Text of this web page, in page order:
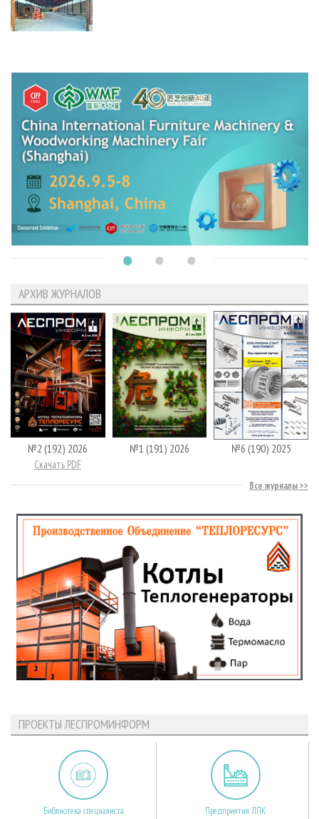
АРХИВ ЖУРНАЛОВ
№2 (192) 2026
Скачать PDF
№1 (191) 2026 №6 (190) 2025
Все журналы
ПРОЕКТЫ ЛЕСПРОМИНФОРМ
Библиотека специалиста Предприятия ЛПК